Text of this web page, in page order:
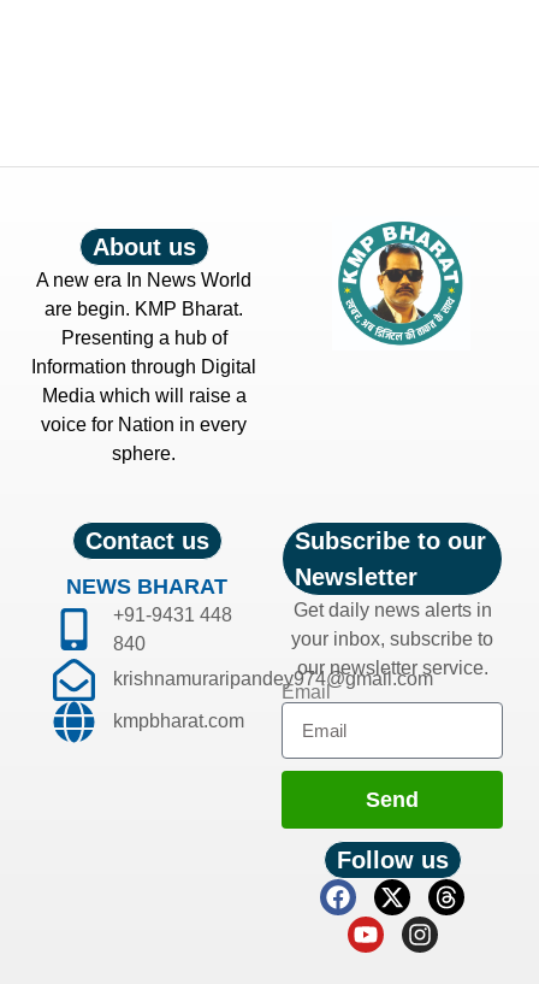
About us
A new era In News World
are begin. KMP Bharat.
Presenting a hub of
Information through Digital
Media which will raise a
voice for Nation in every
sphere.
Contact us
NEWS BHARAT
+91-9431 448
840
krishnamuraripandey974@gmail.com
kmpbharat.com
Subscribe to our
Newsletter
Get daily news alerts in
your inbox, subscribe to
our newsletter service.
Email
Send
Follow us